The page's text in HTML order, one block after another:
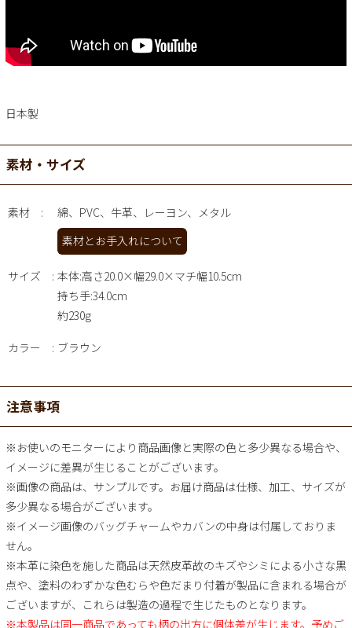
日本製
素材・サイズ
素材
綿、PVC、牛革、レーヨン、メタル
素材とお手入れについて
サイズ
本体:高さ20.0×幅29.0×マチ幅10.5cm
持ち手:34.0cm
約230g
カラー ブラウン
注意事項
※お使いのモニターにより商品画像と実際の色と多少異なる場合や、
イメージに差異が生じることがございます。
※画像の商品は、サンプルです。お届け商品は仕様、加工、サイズが
多少異なる場合がございます。
※イメージ画像のバッグチャームやカバンの中身は付属しておりま
せん。
※本革に染色を施した商品は天然皮革故のキズやシミによる小さな黒
点や、塗料のわずかな色むらや色だまり付着が製品に含まれる場合が
ございますが、これらは製造の過程で生じたものとなります。
※本製品は同一商品であっても柄の出方に個体差が生じます。予めご